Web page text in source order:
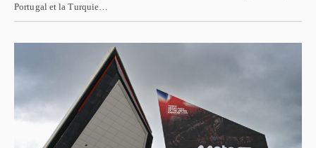
Portugal et la Turquie…